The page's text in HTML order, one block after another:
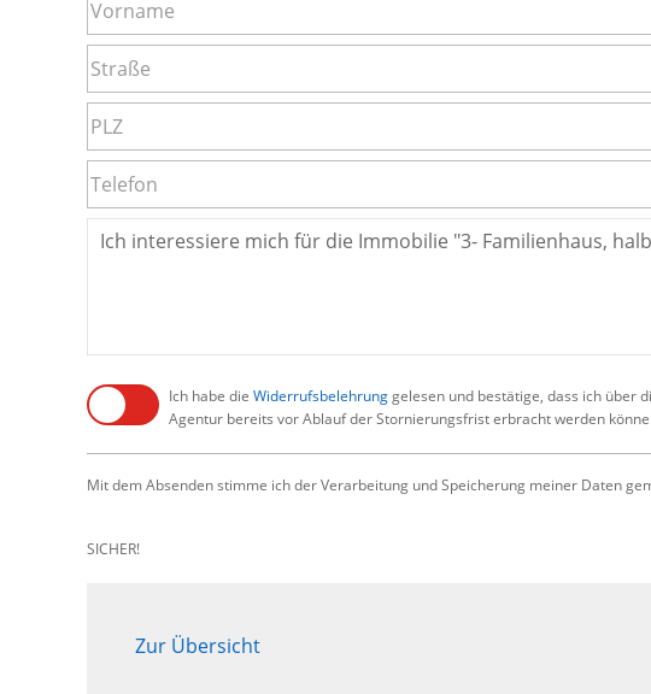
Ich habe die Widerrufsbelehrunggelesen und bestätige, dass ich über
Agentur bereits vor Ablauf der Stornierungsfrist erbracht werden
Mit dem Absenden stimme ich der Verarbeitung und Speicherung meiner Daten
SICHER!
Zur Übersicht